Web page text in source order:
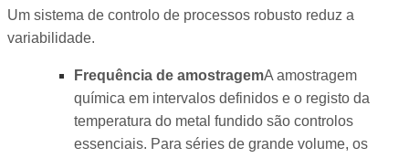
Um sistema de controlo de processos robusto reduz a
variabilidade.
Frequência de amostragemA amostragem
química em intervalos definidos e o registo da
temperatura do metal fundido são controlos
essenciais. Para séries de grande volume, os